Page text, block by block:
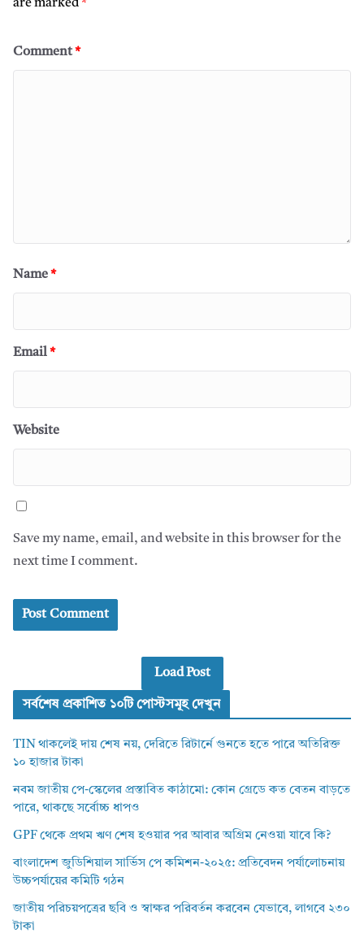
are marked *
Comment*
Name*
Email*
Website
Save my name, email, and website in this browser for the
next time I comment.
Load Post
সর্বশেষ প্রকাশিত ১০টি পোস্টসমূহ দেখুন
TIN থাকলেই দায় শেষ নয়, দেরিতে রিটার্নে গুনতে হতে পারে অতিরিক্ত
১০ হাজার টাকা
নবম জাতীয় পে-স্কেলের প্রস্তাবিত কাঠামো: কোন গ্রেডে কত বেতন বাড়তে
পারে, থাকছে সর্বোচ্চ ধাপও
GPF থেকে প্রথম ঋণ শেষ হওয়ার পর আবার অগ্রিম নেওয়া যাবে কি?
বাংলাদেশ জুডিশিয়াল সার্ভিস পে কমিশন-২০২৫: প্রতিবেদন পর্যালোচনায়
উচ্চপর্যায়ের কমিটি গঠন
জাতীয় পরিচয়পত্রের ছবি ও স্বাক্ষর পরিবর্তন করবেন যেভাবে, লাগবে ২৩০
টাকা